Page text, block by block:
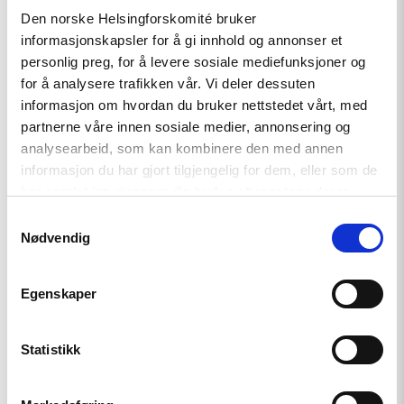
Den norske Helsingforskomité bruker
informasjonskapsler for å gi innhold og annonser et
personlig preg, for å levere sosiale mediefunksjoner og
for å analysere trafikken vår. Vi deler dessuten
informasjon om hvordan du bruker nettstedet vårt, med
partnerne våre innen sosiale medier, annonsering og
analysearbeid, som kan kombinere den med annen
informasjon du har gjort tilgjengelig for dem, eller som de
Nødvendig
Egenskaper
Statistikk
Read
article
"Møt
på
Arendalsuka
2026"